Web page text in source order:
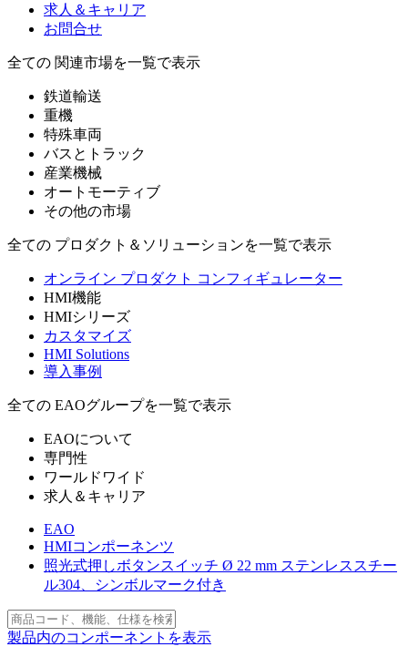
求人＆キャリア
お問合せ
全ての 関連市場を一覧で表示
鉄道輸送
重機
特殊車両
バスとトラック
産業機械
オートモーティブ
その他の市場
全ての プロダクト＆ソリューションを一覧で表示
オンライン プロダクト コンフィギュレーター
HMI機能
HMIシリーズ
カスタマイズ
HMI Solutions
導入事例
全ての EAOグループを一覧で表示
EAOについて
専門性
ワールドワイド
求人＆キャリア
EAO
HMIコンポーネンツ
照光式押しボタンスイッチ Ø 22 mm ステンレススチー
ル304、シンボルマーク付き
製品内のコンポーネントを表示